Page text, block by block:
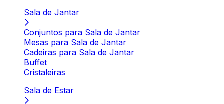
Sala de Jantar
Conjuntos para Sala de Jantar
Mesas para Sala de Jantar
Cadeiras para Sala de Jantar
Buffet
Cristaleiras
Sala de Estar